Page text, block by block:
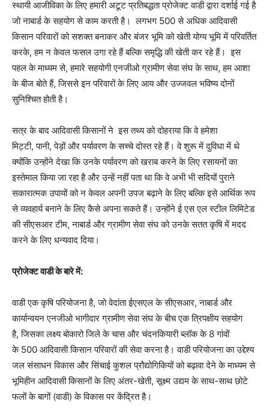
स्थायी आजीविका के लिए हमारी अटूट प्रतिबद्धता प्रोजेक्ट वाडी द्वारा दर्शाई गई है
जो नाबार्ड के सहयोग से काम करती है। लगभग 500 से अधिक आदिवासी
किसान परिवारों को सशक्त बनाकर और बंजर भूमि को खेती योग्य भूमि में परिवर्तित
करके, हम न केवल फसल उगा रहे हैं बल्कि समृद्धि की खेती कर रहे हैं। इस
पहल के माध्यम से, हमारे सहयोगी एनजीओ ग्रामीण सेवा संघ के साथ, हम आशा
के बीज बोते हैं, जिससे इन परिवारों के लिए आय और उज्जवल भविष्य दोनों
सुनिश्चित होती है।
सत्र के बाद आदिवासी किसानों ने इस तथ्य को दोहराया कि वे हमेशा
मिट्टी, पानी, पेड़ों और पर्यावरण के सच्चे दोस्त रहे हैं। वे शुरू में दुविधा में थे
क्योंकि उन्होंने देखा कि उनके पर्यावरण को खराब करने के लिए रसायनों का
इस्तेमाल किया जा रहा है और उन्हें नहीं पता था कि वे अभी भी सदियों पुराने
सकारात्मक उपायों को न केवल अपनी उपज बढ़ाने के लिए बल्कि इसे आर्थिक रूप
से व्यवहार्य बनाने के लिए कैसे अपना सकते हैं। उन्होंने ई एस एल स्टील लिमिटेड
की सीएसआर टीम, नाबार्ड और ग्रामीण सेवा संघ को उनके सतत कृषि में मदद
करने के लिए धन्यवाद दिया।
प्रोजेक्ट वाडी के बारे में:
वाडी एक कृषि परियोजना है, जो वेदांता ईएसएल के सीएसआर, नाबार्ड और
कार्यान्वयन एनजीओ भागीदार ग्रामीण सेवा संघ के बीच एक त्रिपक्षीय सहयोग
है, जिसका लक्ष्य बोकारो जिले के चास और चंदनकियारी ब्लॉक के 8 गांवों
के 500 आदिवासी किसान परिवारों की सेवा करना है। वाडी परियोजना का उद्देश्य
जल संसाधन विकास और सिंचाई कुशल प्रौद्योगिकियों को बढ़ावा देने के माध्यम से
भूमिहीन आदिवासी किसानों के लिए अंतर-खेती, सूक्ष्म उद्यम के साथ-साथ छोटे
फलों के बागों (वाडी) के विकास पर केंद्रित है।